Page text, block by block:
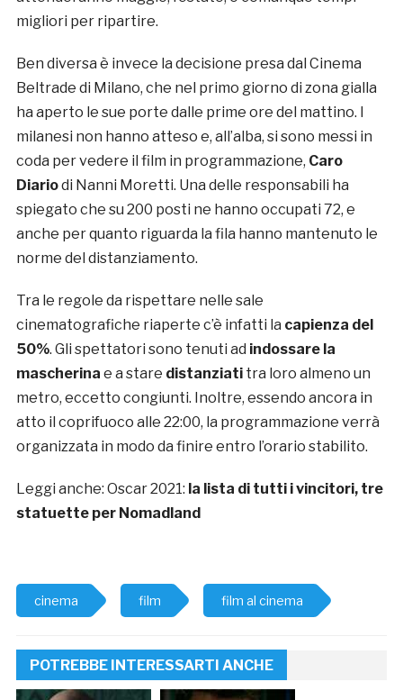
migliori per ripartire.
Ben diversa è invece la decisione presa dal Cinema
Beltrade di Milano, che nel primo giorno di zona gialla
ha aperto le sue porte dalle prime ore del mattino. I
milanesi non hanno atteso e, all’alba, si sono messi in
coda per vedere il film in programmazione, Caro
Diariodi Nanni Moretti. Una delle responsabili ha
spiegato che su 200 posti ne hanno occupati 72, e
anche per quanto riguarda la fila hanno mantenuto le
norme del distanziamento.
Tra le regole da rispettare nelle sale
cinematografiche riaperte c’è infatti la capienza del
50%. Gli spettatori sono tenuti ad indossare la
mascherina e a stare distanziatitra loro almeno un
metro, eccetto congiunti. Inoltre, essendo ancora in
atto il coprifuoco alle 22:00, la programmazione verrà
organizzata in modo da finire entro l’orario stabilito.
Leggi anche: Oscar 2021: la lista di tutti i vincitori, tre
statuette per Nomadland
cinema film film al cinema
POTREBBE INTERESSARTI ANCHE